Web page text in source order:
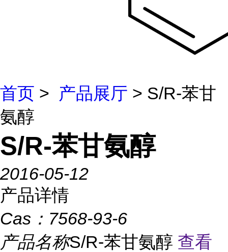
首页 > 产品展厅 > S/R-苯甘
氨醇
S/R-苯甘氨醇
2016-05-12
产品详情
Cas： 7568-93-6
产品名称S/R-苯甘氨醇 查看